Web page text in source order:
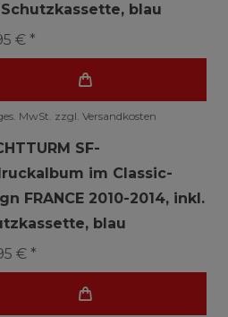
blau
€ *
MwSt. zzgl. Versandkosten
SF-
im Classic-
FRANCE 2010-2014, inkl.
blau
€ *